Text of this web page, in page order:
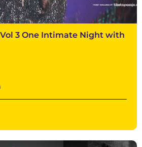
3 One Intimate Night with